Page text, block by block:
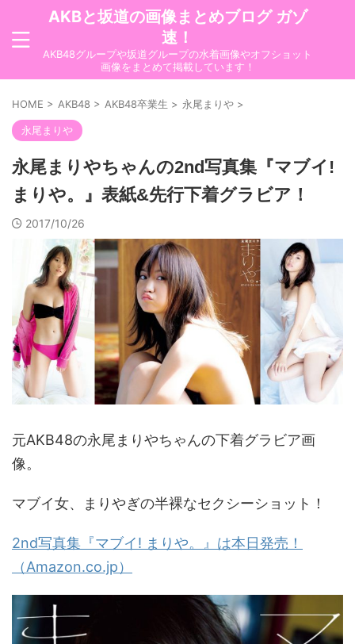
AKBと坂道の画像まとめブログ ガゾ
速！
AKB48グループや坂道グループの水着画像やオフショット
画像をまとめて掲載しています！
HOME > AKB48 > AKB48卒業生 > 永尾まりや >
永尾まりや
永尾まりやちゃんの2nd写真集『マブイ!
まりや。』表紙&先行下着グラビア！
2017/10/26
元AKB48の永尾まりやちゃんの下着グラビア画
像。
マブイ女、まりやぎの半裸なセクシーショット！
2nd写真集『マブイ! まりや。』は本日発売！
（Amazon.co.jp）